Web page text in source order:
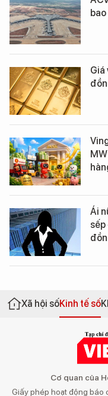
Giá
Ái
Xã hội sốKinh tế số
Cơ quan của
Giấy phép hoạt động báo